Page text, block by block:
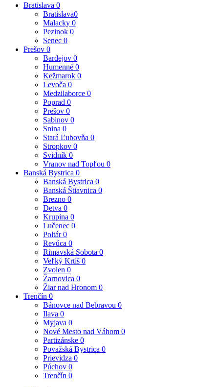
Bratislava 0
Bratislava0
Malacky 0
Pezinok 0
Senec 0
Prešov 0
Bardejov 0
Humenné 0
Kežmarok 0
Levoča 0
Medzilaborce 0
Poprad 0
Prešov 0
Sabinov 0
Snina 0
Stará Ľubovňa 0
Stropkov 0
Svidník 0
Vranov nad Topľou 0
Banská Bystrica 0
Banská Bystrica 0
Banská Štiavnica 0
Brezno 0
Detva 0
Krupina 0
Lučenec 0
Poltár0
Revúca 0
Rimavská Sobota 0
Veľký Krtíš 0
Zvolen 0
Žarnovica 0
Žiar nad Hronom 0
Trenčín 0
Bánovce nad Bebravou 0
Ilava 0
Myjava 0
Nové Mesto nad Váhom 0
Partizánske 0
Považská Bystrica 0
Prievidza 0
Púchov 0
Trenčín 0